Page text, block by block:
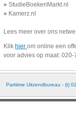
» StudieBoekenMarkt.nl
» Kamerz.nl
Lees meer over ons
Klik hier om online een
voor advies op maat: 020-
Parttime Uitzendbureau - (t)